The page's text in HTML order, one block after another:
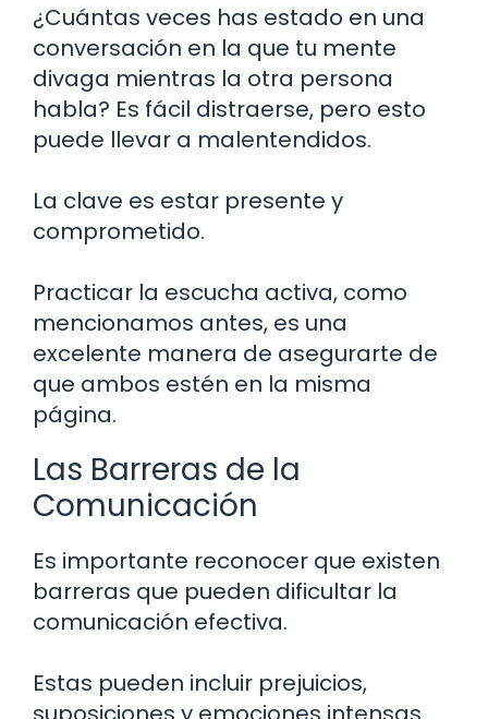
¿Cuántas veces has estado en una
conversación en la que tu mente
divaga mientras la otra persona
habla? Es fácil distraerse, pero esto
puede llevar a malentendidos.
La clave es estar presente y
comprometido.
Practicar la escucha activa, como
mencionamos antes, es una
excelente manera de asegurarte de
que ambos estén en la misma
página.
Las Barreras de la
Comunicación
Es importante reconocer que existen
barreras que pueden dificultar la
comunicación efectiva.
Estas pueden incluir prejuicios,